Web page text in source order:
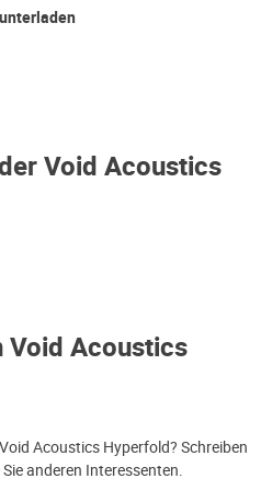
Void Acoustics
Void Acoustics
Acoustics Hyperfold? Schreiben
anderen Interessenten.